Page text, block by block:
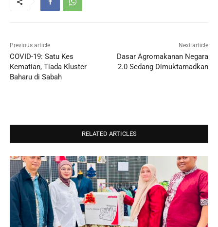
Previous article
COVID-19: Satu Kes
Kematian, Tiada Kluster
Baharu di Sabah
Next article
Dasar Agromakanan Negara
2.0 Sedang Dimuktamadkan
RELATED ARTICLES